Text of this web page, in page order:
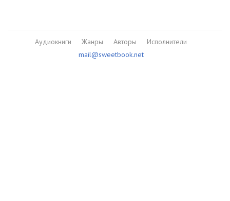
Аудиокниги Жанры Авторы
Исполнители
mail@sweetbook.net